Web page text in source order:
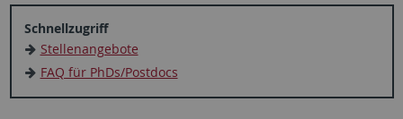
Schnellzugriff
Stellenangebote
FAQ für PhDs/Postdocs